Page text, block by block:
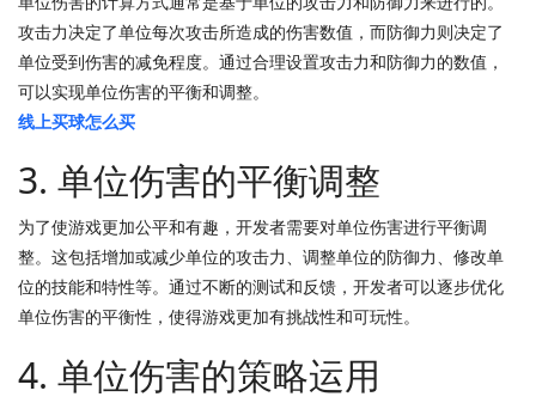
攻击力决定了单位每次攻击所造成的伤害数值，而防御力则决定了
单位受到伤害的减免程度。通过合理设置攻击力和防御力的数值，
可以实现单位伤害的平衡和调整。
线上买球怎么买
3. 单位伤害的平衡调整
为了使游戏更加公平和有趣，开发者需要对单位伤害进行平衡调
整。这包括增加或减少单位的攻击力、调整单位的防御力、修改单
位的技能和特性等。通过不断的测试和反馈，开发者可以逐步优化
单位伤害的平衡性，使得游戏更加有挑战性和可玩性。
4. 单位伤害的策略运用